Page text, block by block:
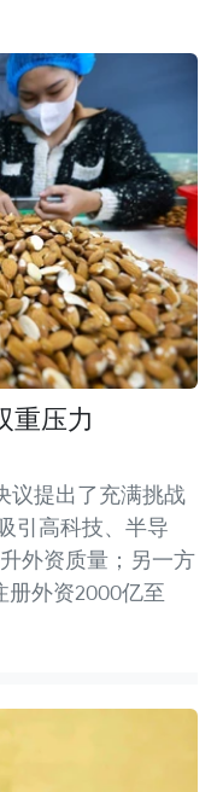
重压力
议提出了充满挑战
引高科技、半导
外资质量；另一方
册外资2000亿至